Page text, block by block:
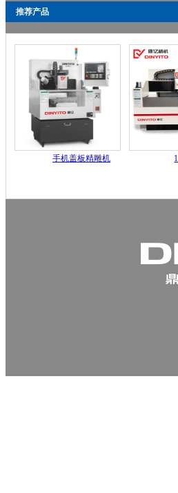
推荐产品
手机盖板精雕机